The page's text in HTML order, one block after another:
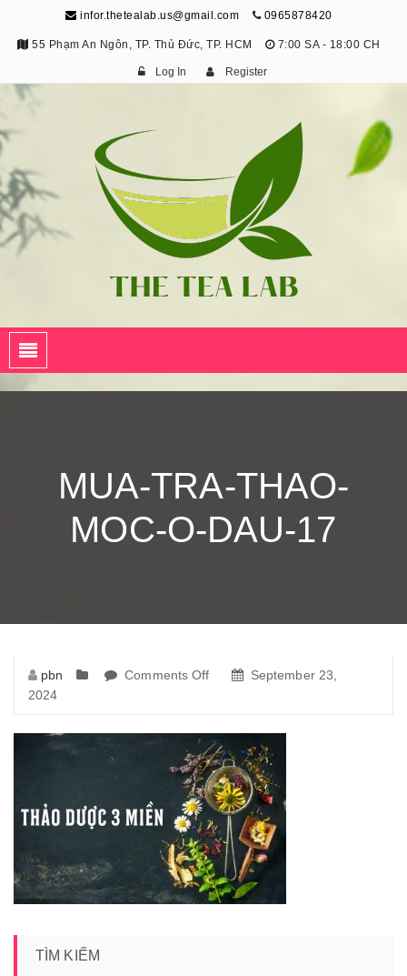
infor.thetealab.us@gmail.com 0965878420
55 Phạm An Ngôn, TP. Thủ Đức, TP. HCM 7:00 SA - 18:00 CH
Log In Register
MUA-TRA-THAO-
MOC-O-DAU-17
pbn Comments Off
thao-
moc-
o-
dau-
17
September 23,
2024
TÌM KIẾM